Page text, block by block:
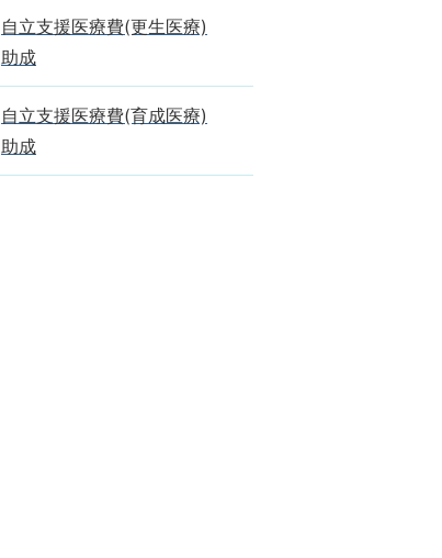
自立支援医療費(更生医療)
助成
自立支援医療費(育成医療)
助成